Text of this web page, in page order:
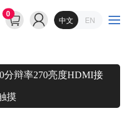
0
中文 EN
分辩率270亮度HDMI接
摸